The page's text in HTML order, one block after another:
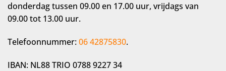
donderdag tussen 09.00 en 17.00 uur, vrijdags van
09.00 tot 13.00 uur.
Telefoonnummer:06 42875830.
IBAN: NL88 TRIO 0788 9227 34